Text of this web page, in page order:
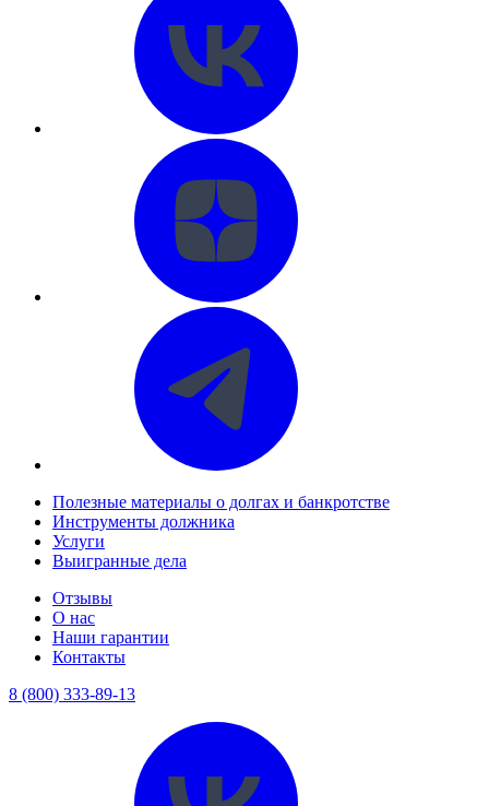
Полезные материалы о долгах и банкротстве
Инструменты должника
Услуги
Выигранные дела
Отзывы
О нас
Наши гарантии
Контакты
8 (800) 333-89-13